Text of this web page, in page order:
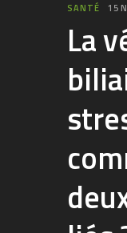
SANTÉ 15
La